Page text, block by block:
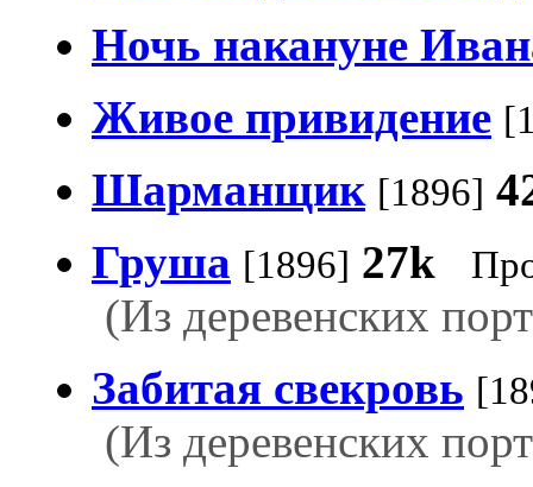
Ночь накануне
Живое привидение
Шарманщик [1896]
Груша [1896] 27k
(Из деревенских
Забитая свекровь
(Из деревенских